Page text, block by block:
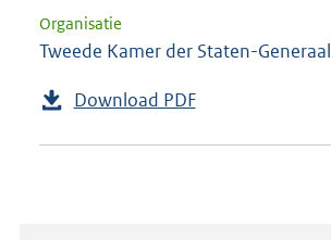
Organisatie
Tweede Kamer der Staten-Generaal
Download PDF